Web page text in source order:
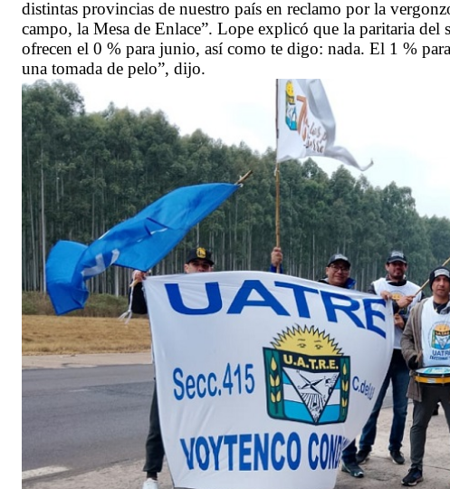
distintas provincias de nuestro país en reclamo por la
campo, la Mesa de Enlace”. Lope explicó que la paritaria del
ofrecen el 0 % para junio, así como te digo: nada. El 1 %
una tomada de pelo”, dijo.